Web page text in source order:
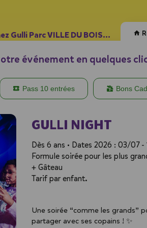
Gulli Parc VILLE DU BOIS...
événement en quelques
Pass 10 entrées Bons
GULLI NIGHT
Dès 6 ans • Dates 2026 : 03/07
Formule soirée pour les plus
+ Gâteau
Tarif par enfant.
Une soirée “comme les grands”
partager avec ses copains ! ✨